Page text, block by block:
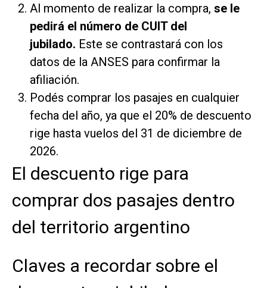
Al momento de realizar la compra, se le
pedirá el número de CUIT del
jubilado. Este se contrastará con los
datos de la ANSES para confirmar la
afiliación.
Podés comprar los pasajes en cualquier
fecha del año, ya que el 20% de descuento
rige hasta vuelos del 31 de diciembre de
2026.
El descuento rige para
comprar dos pasajes dentro
del territorio argentino
Claves a recordar sobre el